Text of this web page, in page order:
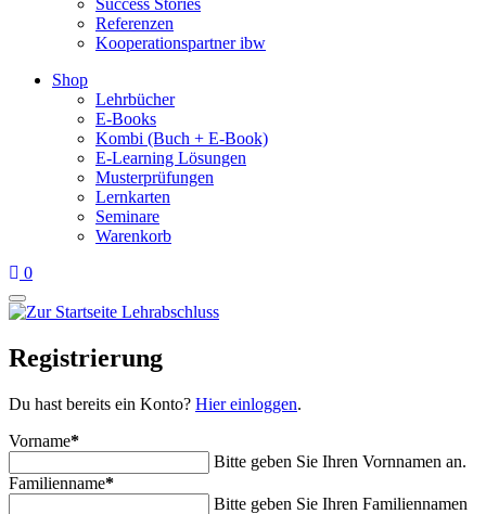
Success Stories
Referenzen
Kooperationspartner ibw
Shop
Lehrbücher
E-Books
Kombi (Buch + E-Book)
E-Learning Lösungen
Musterprüfungen
Lernkarten
Seminare
Warenkorb
0
Registrierung
Du hast bereits ein Konto? Hier einloggen.
Vorname*
Bitte geben Sie Ihren Vornnamen an.
Familienname*
Bitte geben Sie Ihren Familiennamen